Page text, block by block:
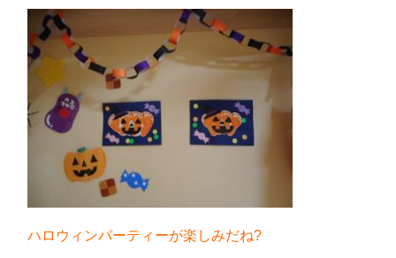
ハロウィンパーティーが楽しみだね?